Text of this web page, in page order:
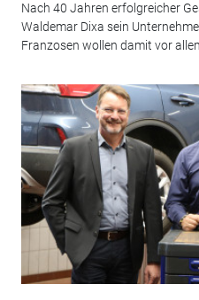
Nach 40 Jahren erfolgreicher
Waldemar Dixa sein
Franzosen wollen damit vor